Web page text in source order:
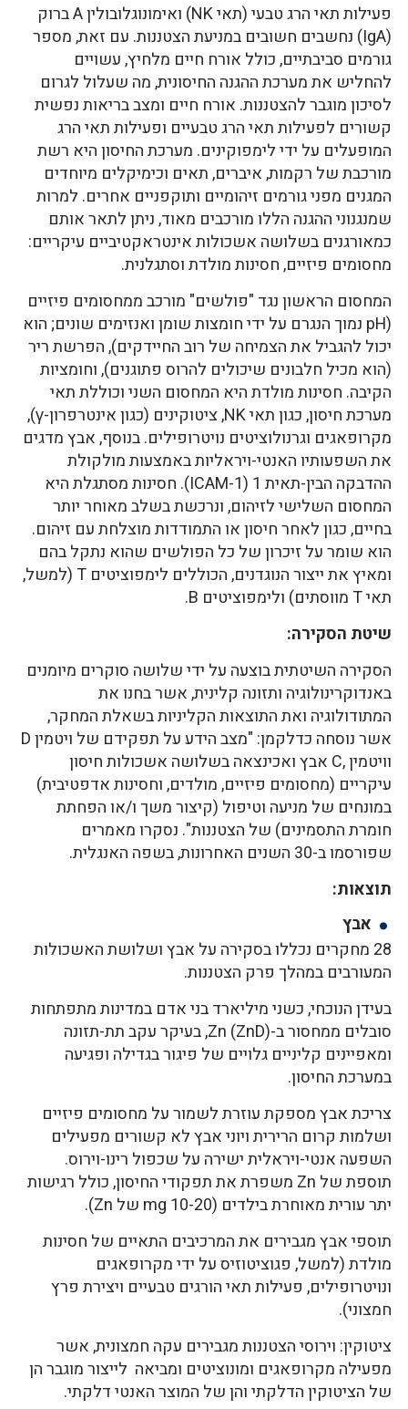
פעילות תאי הרג טבעי (תאי NK) ואימונוגלובולין A ברוק
(IgA) נחשבים חשובים במניעת הצטננות. עם זאת, מספר
גורמים סביבתיים, כולל אורח חיים מלחיץ, עשויים
להחליש את מערכת ההגנה החיסונית, מה שעלול לגרום
לסיכון מוגבר להצטננות. אורח חיים ומצב בריאות נפשית
קשורים לפעילות תאי הרג טבעיים ופעילות תאי הרג
המופעלים על ידי לימפוקינים. מערכת החיסון היא רשת
מורכבת של רקמות, איברים, תאים וכימיקלים מיוחדים
המגנים מפני גורמים זיהומיים ותוקפניים אחרים. למרות
שמנגנוני ההגנה הללו מורכבים מאוד, ניתן לתאר אותם
כמאורגנים בשלושה אשכולות אינטראקטיביים עיקריים:
מחסומים פיזיים, חסינות מולדת וסתגלנית.
המחסום הראשון נגד "פולשים" מורכב ממחסומים פיזיים
(pH נמוך הנגרם על ידי חומצות שומן ואנזימים שונים; הוא
יכול להגביל את הצמיחה של רוב החיידקים), הפרשת ריר
(הוא מכיל חלבונים שיכולים להרוס פתוגנים), וחומציות
הקיבה. חסינות מולדת היא המחסום השני וכוללת תאי
מערכת חיסון, כגון תאי NK, ציטוקינים (כגון אינטרפרון-γ),
מקרופאגים וגרנולוציטים נויטרופילים. בנוסף, אבץ מדגים
את השפעותיו האנטי-ויראליות באמצעות מולקולת
ההדבקה הבין-תאית 1 (ICAM-1). חסינות מסתגלת היא
המחסום השלישי לזיהום, ונרכשת בשלב מאוחר יותר
בחיים, כגון לאחר חיסון או התמודדות מוצלחת עם זיהום.
הוא שומר על זיכרון של כל הפולשים שהוא נתקל בהם
ומאיץ את ייצור הנוגדנים, הכוללים לימפוציטים T (למשל,
תאי T מווסתים) ולימפוציטים B.
שיטת הסקירה:
הסקירה השיטתית בוצעה על ידי שלושה סוקרים מיומנים
באנדוקרינולוגיה ותזונה קלינית, אשר בחנו את
המתודולוגיה ואת התוצאות הקליניות בשאלת המחקר,
אשר נוסחה כדלקמן: "מצב הידע על תפקידם של ויטמין D
וויטמין ,C אבץ ואכינצאה בשלושה אשכולות חיסון
עיקריים (מחסומים פיזיים, מולדים, וחסינות אדפטיבית)
במונחים של מניעה וטיפול (קיצור משך ו/או הפחתת
חומרת התסמינים) של הצטננות". נסקרו מאמרים
שפורסמו ב-30 השנים האחרונות, בשפה האנגלית.
תוצאות:
אבץ
28 מחקרים נכללו בסקירה על אבץ ושלושת האשכולות
המעורבים במהלך פרק הצטננות.
בעידן הנוכחי, כשני מיליארד בני אדם במדינות מתפתחות
סובלים ממחסור ב-Zn (ZnD), בעיקר עקב תת-תזונה
ומאפיינים קליניים גלויים של פיגור בגדילה ופגיעה
במערכת החיסון.
צריכת אבץ מספקת עוזרת לשמור על מחסומים פיזיים
ושלמות קרום הרירית ויוני אבץ לא קשורים מפעילים
השפעה אנטי-ויראלית ישירה על שכפול רינו-וירוס.
תוספת של Zn משפרת את תפקודי החיסון, כולל רגישות
יתר עורית מאוחרת בילדים (10-20 mg של Zn).
תוספי אבץ מגבירים את המרכיבים התאיים של חסינות
מולדת (למשל, פגוציטוזיס על ידי מקרופאגים
ונויטרופילים, פעילות תאי הורגים טבעיים ויצירת פרץ
חמצוני).
ציטוקין: וירוסי הצטננות מגבירים עקה חמצונית, אשר
מפעילה מקרופאגים ומונוציטים ומביאה לייצור מוגבר הן
של הציטוקין הדלקתי והן של המוצר האנטי דלקתי.